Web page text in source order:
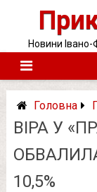
Новини Івано-
Головна
ВІРА У
10,5%